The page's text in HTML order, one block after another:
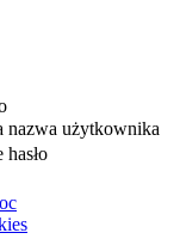
nazwa użytkownika